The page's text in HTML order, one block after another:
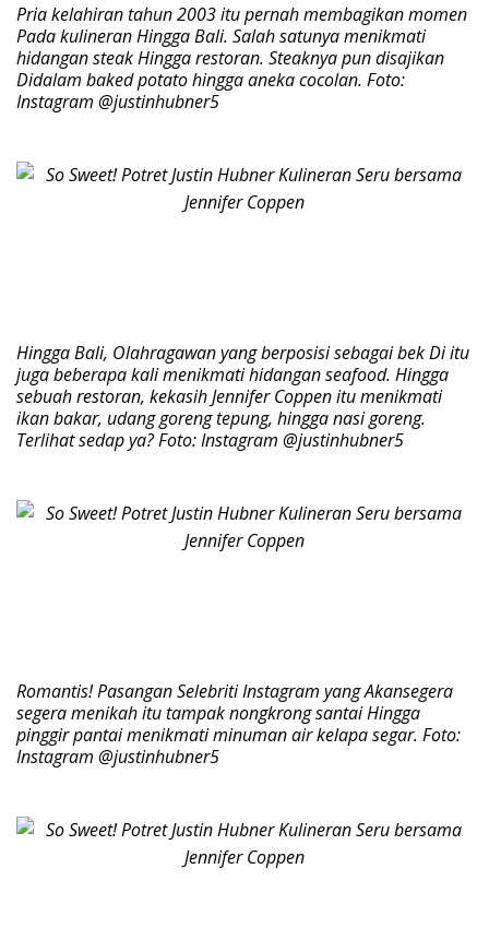
Pria kelahiran tahun 2003 itu pernah membagikan momen
Pada kulineran Hingga Bali. Salah satunya menikmati
hidangan steak Hingga restoran. Steaknya pun disajikan
Didalam baked potato hingga aneka cocolan. Foto:
Instagram @justinhubner5
Hingga Bali, Olahragawan yang berposisi sebagai bek Di itu
juga beberapa kali menikmati hidangan seafood. Hingga
sebuah restoran, kekasih Jennifer Coppen itu menikmati
ikan bakar, udang goreng tepung, hingga nasi goreng.
Terlihat sedap ya? Foto: Instagram @justinhubner5
Romantis! Pasangan Selebriti Instagram yang Akansegera
segera menikah itu tampak nongkrong santai Hingga
pinggir pantai menikmati minuman air kelapa segar. Foto:
Instagram @justinhubner5